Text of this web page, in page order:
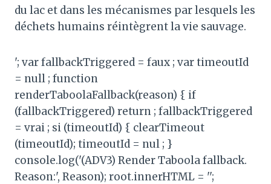
du lac et dans les mécanismes par lesquels les
déchets humains réintègrent la vie sauvage.
'; var fallbackTriggered = faux ; var timeoutId
= null ; function
renderTaboolaFallback(reason) { if
(fallbackTriggered) return ; fallbackTriggered
= vrai ; si (timeoutId) { clearTimeout
(timeoutId); timeoutId = nul ; }
console.log('(ADV3) Render Taboola fallback.
Reason:', Reason); root.innerHTML = '';